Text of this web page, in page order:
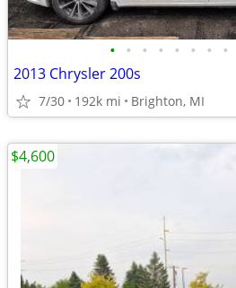
• • • • • • • •
2013 Chrysler 200s
7/30 192k mi Brighton, MI
$4,600